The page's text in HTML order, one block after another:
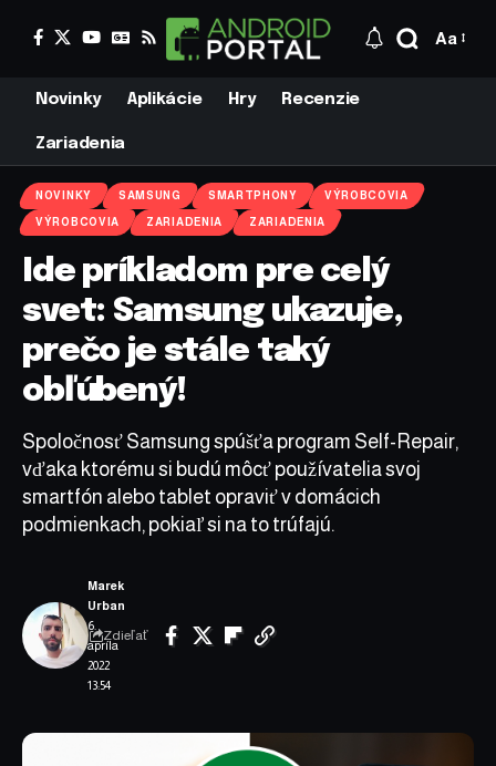
Aa
Novinky Aplikácie Hry Recenzie
Zariadenia
NOVINKY SAMSUNG SMARTPHONY VÝROBCOVIA
VÝROBCOVIA ZARIADENIA ZARIADENIA
Ide príkladom pre celý
svet: Samsung ukazuje,
prečo je stále taký
obľúbený!
Spoločnosť Samsung spúšťa program Self-Repair,
vďaka ktorému si budú môcť používatelia svoj
smartfón alebo tablet opraviť v domácich
podmienkach, pokiaľ si na to trúfajú.
6.
apríla
2022
13:54
Marek
Urban
Zdieľať